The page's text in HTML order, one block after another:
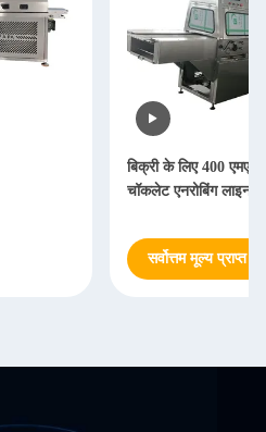
बिक्री के लिए 400 एमएम बेल्ट चौड़ाई
चॉकलेट एनरोबिंग लाइन
सर्वोत्तम मूल्य प्राप्त करें